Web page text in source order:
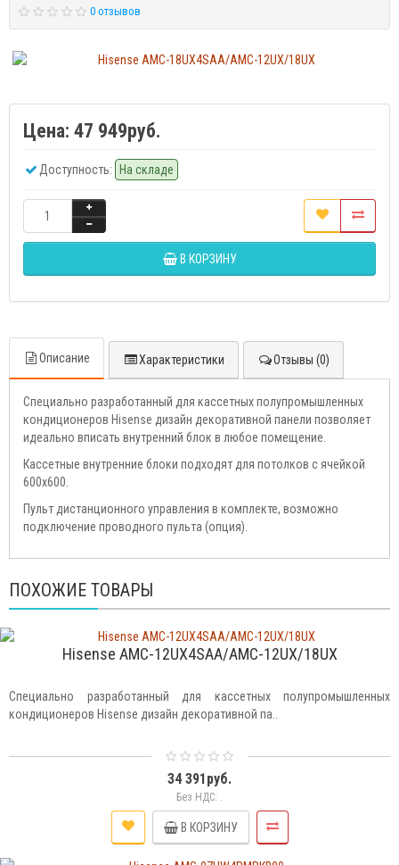
0 отзывов
Цена: 47 949руб.
Доступность: На складе
В КОРЗИНУ
Описание Характеристики Отзывы (0)
Специально разработанный для кассетных полупромышленных
кондиционеров Hisense дизайн декоративной панели позволяет
идеально вписать внутренний блок в любое помещение.
Кассетные внутренние блоки подходят для потолков с ячейкой
600x600.
Пульт дистанционного управления в комплекте, возможно
подключение проводного пульта (опция).
ПОХОЖИЕ ТОВАРЫ
Hisense AMC-12UX4SAA/AMC-12UX/18UX
Специально разработанный для кассетных полупромышленных
кондиционеров Hisense дизайн декоративной па..
34 391руб.
Без НДС: .
В КОРЗИНУ